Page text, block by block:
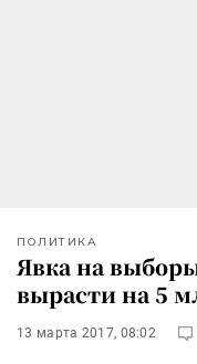
ПОЛИТИКА
Явка на
вырасти на 5
13 марта 2017, 08:02